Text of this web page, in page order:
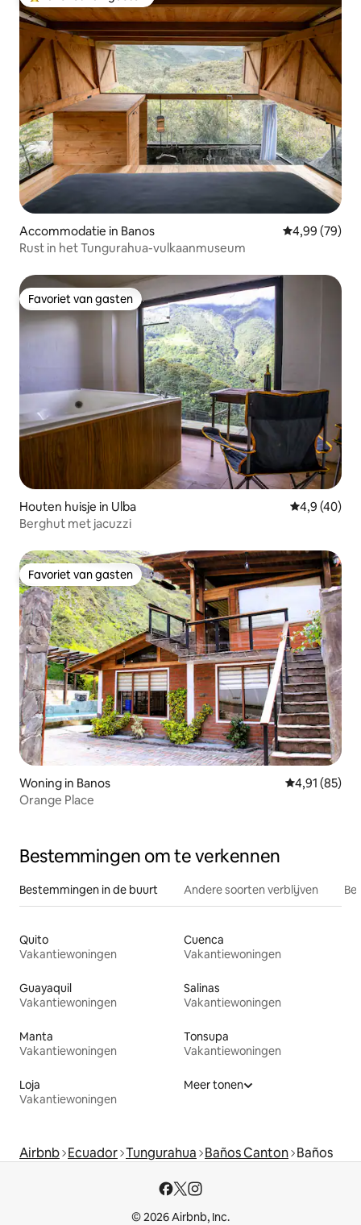
Accommodatie in Banos Gemiddelde
4,99 (79)
Rust in het Tungurahua-vulkaanmuseum
Favoriet van gasten
Favoriet van gasten
Houten huisje in Ulba Gemiddelde
4,9 (40)
Berghut met jacuzzi
Favoriet van gasten
Favoriet van gasten
Woning in Banos Gemiddelde
4,91 (85)
Orange Place
Bestemmingen om te verkennen
Bestemmingen in de buurt Andere soorten verblijven
Quito
Vakantiewoningen
Cuenca
Vakantiewoningen
Guayaquil
Vakantiewoningen
Salinas
Vakantiewoningen
Manta
Vakantiewoningen
Tonsupa
Vakantiewoningen
Loja
Vakantiewoningen
Meer tonen
Airbnb Ecuador Tungurahua Baños Canton Baños
© 2026 Airbnb, Inc.